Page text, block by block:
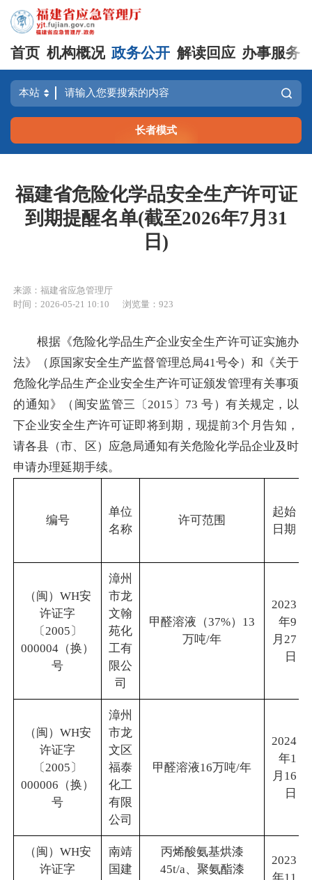
首页 机构概况 政务公开 解读回应 办事服务
长者模式
福建省危险化学品安全生产许可证
到期提醒名单(截至2026年7月31
日)
来源：福建省应急管理厅
时间：2026-05-21 10:10
浏览量：923
根据《危险化学品生产企业安全生产许可证实施办
法》（原国家安全生产监督管理总局41号令）和《关于
危险化学品生产企业安全生产许可证颁发管理有关事项
的通知》（闽安监管三〔2015〕73 号）有关规定，以
下企业安全生产许可证即将到期，现提前3个月告知，
请各县（市、区）应急局通知有关危险化学品企业及时
申请办理延期手续。
编号
单位
名称
许可范围
起始
日期
（闽）WH安
许证字
〔2005〕
000004（换）
号
漳州
市龙
文翰
苑化
工有
限公
司
甲醛溶液（37%）13
万吨/年
2023
年9
月27
日
（闽）WH安
许证字
〔2005〕
000006（换）
号
漳州
市龙
文区
福泰
化工
有限
公司
甲醛溶液16万吨/年
2024
年1
月16
日
（闽）WH安
许证字
南靖
国建
丙烯酸氨基烘漆
45t/a、聚氨酯漆
2023